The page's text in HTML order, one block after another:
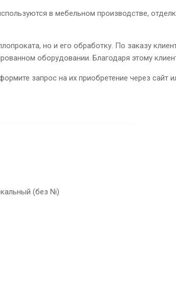
в мебельном производстве,
но и его обработку. По заказу
оборудовании. Благодаря этому
запрос на их приобретение через